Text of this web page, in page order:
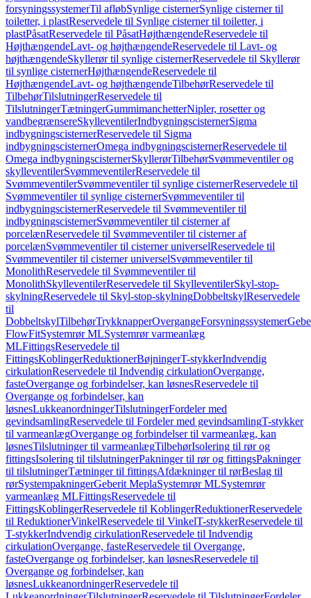
forsyningssystemerTil afløbSynlige cisternerSynlige cisterner til
toiletter, i plastReservedele til Synlige cisterner til toiletter, i
plastPåsatReservedele til PåsatHøjthængendeReservedele til
HøjthængendeLavt- og højthængendeReservedele til Lavt- og
højthængendeSkyllerør til synlige cisternerReservedele til Skyllerør
til synlige cisternerHøjthængendeReservedele til
HøjthængendeLavt- og højthængendeTilbehørReservedele til
TilbehørTilslutningerReservedele til
TilslutningerTætningerGummimanchetterNipler, rosetter og
vandbegrænsereSkylleventilerIndbygningscisternerSigma
indbygningscisternerReservedele til Sigma
indbygningscisternerOmega indbygningscisternerReservedele til
Omega indbygningscisternerSkyllerørTilbehørSvømmeventiler og
skylleventilerSvømmeventilerReservedele til
SvømmeventilerSvømmeventiler til synlige cisternerReservedele til
Svømmeventiler til synlige cisternerSvømmeventiler til
indbygningscisternerReservedele til Svømmeventiler til
indbygningscisternerSvømmeventiler til cisterner af
porcelænReservedele til Svømmeventiler til cisterner af
porcelænSvømmeventiler til cisterner universelReservedele til
Svømmeventiler til cisterner universelSvømmeventiler til
MonolithReservedele til Svømmeventiler til
MonolithSkylleventilerReservedele til SkylleventilerSkyl-stop-
skylningReservedele til Skyl-stop-skylningDobbeltskylReservedele
til
DobbeltskylTilbehørTrykknapperOvergangeForsyningssystemer
FlowFitSystemrør MLSystemrør varmeanlæg
MLFittingsReservedele til
FittingsKoblingerReduktionerBøjningerT-stykkerIndvendig
cirkulationReservedele til Indvendig cirkulationOvergange,
fasteOvergange og forbindelser, kan løsnesReservedele til
Overgange og forbindelser, kan
løsnesLukkeanordningerTilslutningerFordeler med
gevindsamlingReservedele til Fordeler med gevindsamlingT-stykker
til varmeanlægOvergange og forbindelser til varmeanlæg, kan
løsnesTilslutninger til varmeanlægTilbehørIsolering til rør og
fittingsIsolering til tilslutningerPakninger til rør og fittingsPakninger
til tilslutningerTætninger til fittingsAfdækninger til rørBeslag til
rørSystempakningerGeberit MeplaSystemrør MLSystemrør
varmeanlæg MLFittingsReservedele til
FittingsKoblingerReservedele til KoblingerReduktionerReservedele
til ReduktionerVinkelReservedele til VinkelT-stykkerReservedele til
T-stykkerIndvendig cirkulationReservedele til Indvendig
cirkulationOvergange, fasteReservedele til Overgange,
fasteOvergange og forbindelser, kan løsnesReservedele til
Overgange og forbindelser, kan
løsnesLukkeanordningerReservedele til